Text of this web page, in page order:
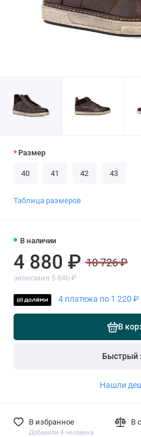
В наличии
4 880 ₽ 10 726 ₽
экономия 5 846 ₽
4 платежа по 1 220 ₽
В
Быстрый
Нашли
В избранное
Добавили 4 человека
В
Размер
40 41 42 43
Таблица размеров